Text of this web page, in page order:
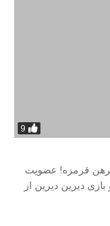
9
قرمزه! عضویت
دیرین دیرین از